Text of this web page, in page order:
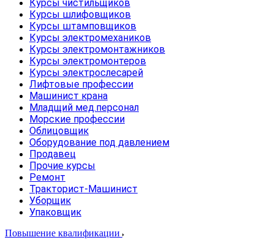
Курсы чистильщиков
Курсы шлифовщиков
Курсы штамповщиков
Курсы электромехаников
Курсы электромонтажников
Курсы электромонтеров
Курсы электрослесарей
Лифтовые профессии
Машинист крана
Младщий мед.персонал
Морские профессии
Облицовщик
Оборудование под давлением
Продавец
Прочие курсы
Ремонт
Тракторист-Машинист
Уборщик
Упаковщик
Повышение квалификации